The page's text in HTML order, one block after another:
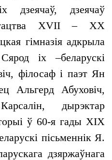
дзеячаў, дзеячаў
XVII – XX
гімназія адкрыла
іх –беларускі
філосаф і паэт Ян
Альгерд Абуховіч,
дырэктар
ў 60-я гады XIX
пісьменнік Я.
дзяржаўнага